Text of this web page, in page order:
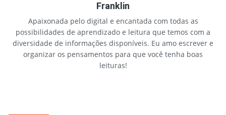
Franklin
Apaixonada pelo digital e encantada com todas as
possibilidades de aprendizado e leitura que temos com a
diversidade de informações disponíveis. Eu amo escrever e
organizar os pensamentos para que você tenha boas
leituras!